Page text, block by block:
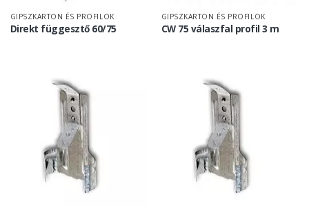
GIPSZKARTON ÉS PROFILOK
Direkt függesztő 60/75
GIPSZKARTON ÉS PROFILOK
CW 75 válaszfal profil 3 m